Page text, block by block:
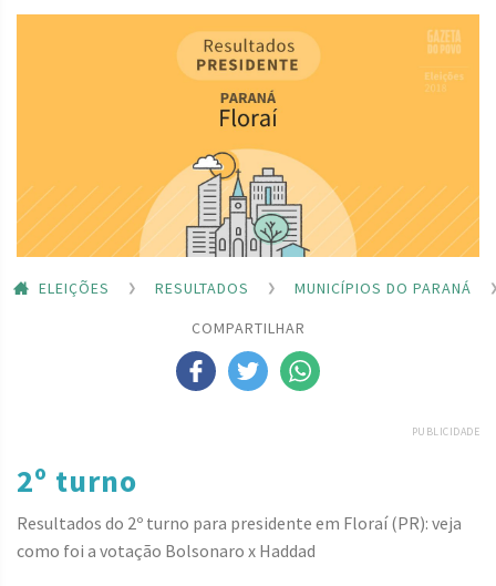
ELEIÇÕES RESULTADOS
MUNICÍPIOS DO PARANÁ
COMPARTILHAR
PUBLICIDADE
2º turno
Resultados do 2º turno para presidente em Floraí (PR): veja
como foi a votação Bolsonaro x Haddad